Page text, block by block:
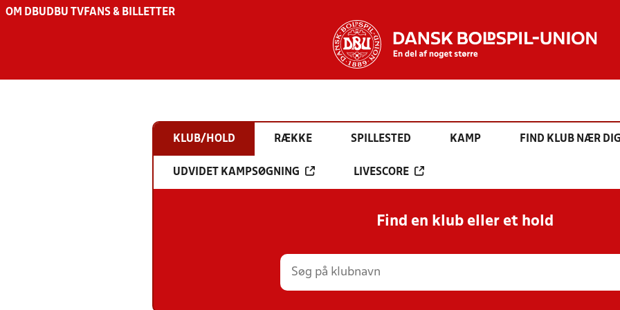
OM DBU DBU TV FANS & BILLETTER
KLUB/HOLD RÆKKE SPILLESTED KAMP FIND KLUB NÆR
UDVIDET KAMPSØGNING LIVESCORE
Find en klub eller et hold